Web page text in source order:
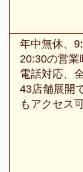
年中無休、
20:30の営業
電話対応、
43店舗展開
もアクセス